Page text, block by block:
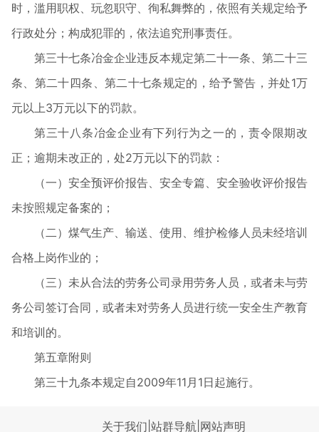
时，滥用职权、玩忽职守、徇私舞弊的，依照有关规定给予
行政处分；构成犯罪的，依法追究刑事责任。
第三十七条冶金企业违反本规定第二十一条、第二十三
条、第二十四条、第二十七条规定的，给予警告，并处1万
元以上3万元以下的罚款。
第三十八条冶金企业有下列行为之一的，责令限期改
正；逾期未改正的，处2万元以下的罚款：
（一）安全预评价报告、安全专篇、安全验收评价报告
未按照规定备案的；
（二）煤气生产、输送、使用、维护检修人员未经培训
合格上岗作业的；
（三）未从合法的劳务公司录用劳务人员，或者未与劳
务公司签订合同，或者未对劳务人员进行统一安全生产教育
和培训的。
第五章附则
第三十九条本规定自2009年11 月 1日起施行。
关于我们 站群导航 网站声明